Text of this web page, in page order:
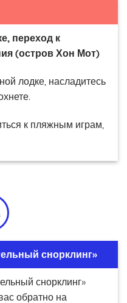
переход к
(остров Хон Мот)
лодке, насладитесь
к пляжным играм,
снорклинг»
снорклинг»
обратно на